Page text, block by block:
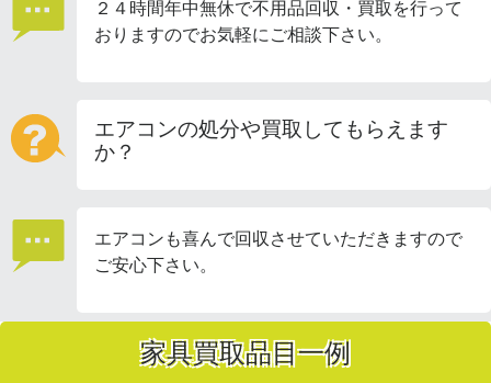
２４時間年中無休で不用品回収・買取を行って
おりますのでお気軽にご相談下さい。
エアコンの処分や買取してもらえます
か？
エアコンも喜んで回収させていただきますので
ご安心下さい。
家具買取品目一例